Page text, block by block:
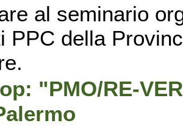
al seminario
PPC della
"PMO/RE-